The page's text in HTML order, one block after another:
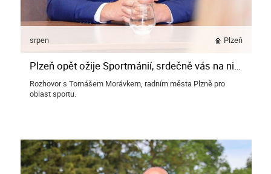
srpen Plzeň
Plzeň opět ožije Sportmánií, srdečně vás na ni zvu, říká Tomáš Morávek
Rozhovor s Tomášem Morávkem, radním města Plzně pro
oblast sportu.